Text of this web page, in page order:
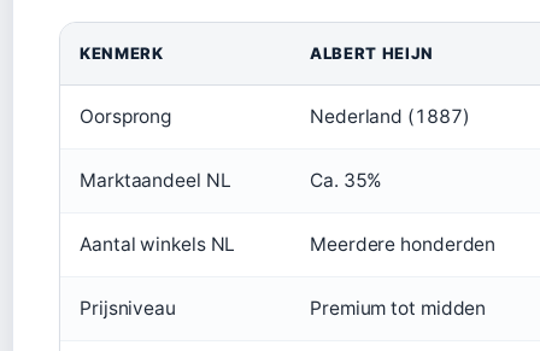
KENMERK ALBERT HEIJN
Oorsprong Nederland (1887)
Marktaandeel NL Ca. 35%
Aantal winkels NL Meerdere honderden
Prijsniveau Premium tot midden